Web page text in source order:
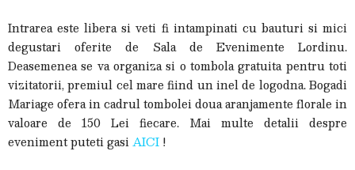
Intrarea este libera si veti fi intampinati cu bauturi si mici
degustari oferite de Sala de Evenimente Lordinu.
Deasemenea se va organiza si o tombola gratuita pentru toti
vizitatorii, premiul cel mare fiind un inel de logodna. Bogadi
Mariage ofera in cadrul tombolei doua aranjamente florale in
valoare de 150 Lei fiecare. Mai multe detalii despre
eveniment puteti gasiAICI !